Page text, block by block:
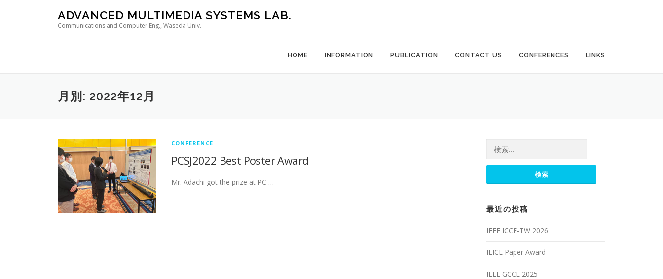
ADVANCED MULTIMEDIA SYSTEMS LAB.
Communications and Computer Eng., Waseda Univ.
HOME INFORMATION PUBLICATION CONTACT US CONFERENCES LINKS
月別: 2022年12月
CONFERENCE
PCSJ2022 Best Poster Award
Mr. Adachi got the prize at PC …
検索:
最近の投稿
IEEE ICCE-TW 2026
IEICE Paper Award
IEEE GCCE 2025